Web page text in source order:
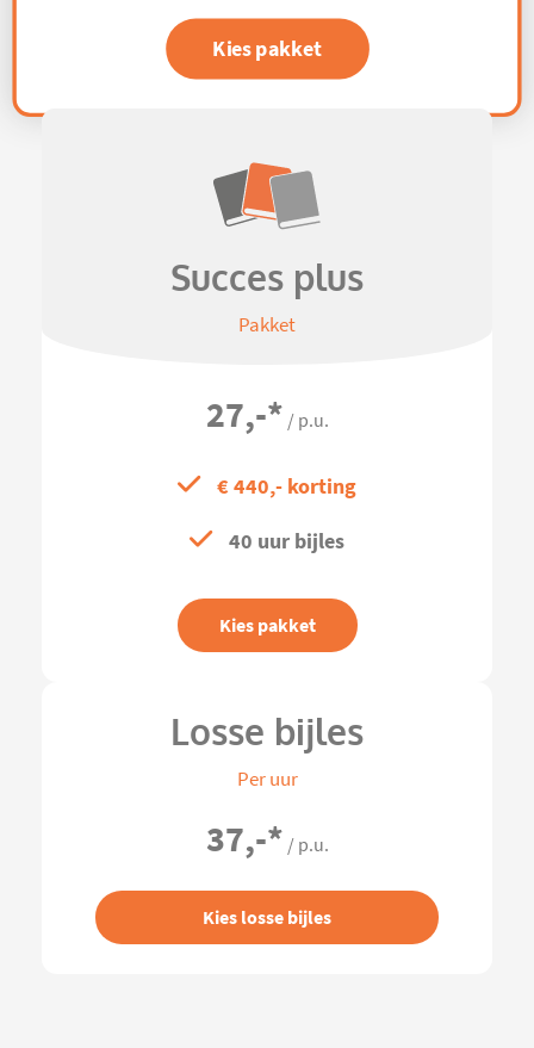
Kies pakket
Succes plus
Pakket
27,-* / p.u.
€ 440,- korting
40 uur bijles
Kies pakket
Losse bijles
Per uur
37,-* / p.u.
Kies losse bijles